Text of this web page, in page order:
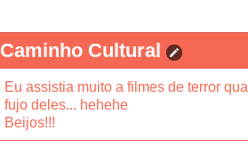
Caminho Cultural
Eu assistia muito a filmes de terror
fujo deles... hehehe
Beijos!!!